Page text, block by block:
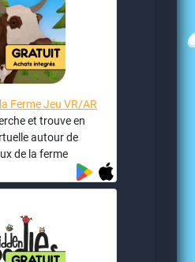
Ferme Jeu VR/AR
et trouve en
autour de
de la ferme